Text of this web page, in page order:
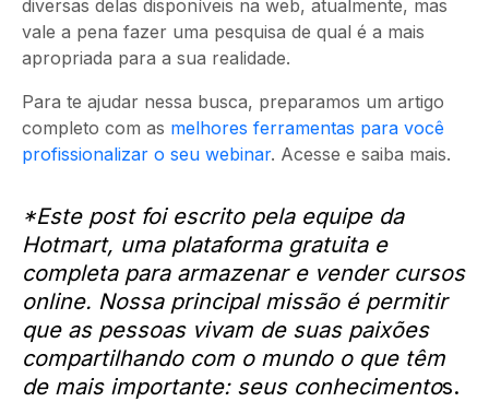
diversas delas disponíveis na web, atualmente, mas
vale a pena fazer uma pesquisa de qual é a mais
apropriada para a sua realidade.
Para te ajudar nessa busca, preparamos um artigo
completo com as melhores ferramentas para você
profissionalizar o seu webinar. Acesse e saiba mais.
*Este post foi escrito pela equipe da
Hotmart, uma plataforma gratuita e
completa para armazenar e vender cursos
online. Nossa principal missão é permitir
que as pessoas vivam de suas paixões
compartilhando com o mundo o que têm
de mais importante: seus conhecimentos.